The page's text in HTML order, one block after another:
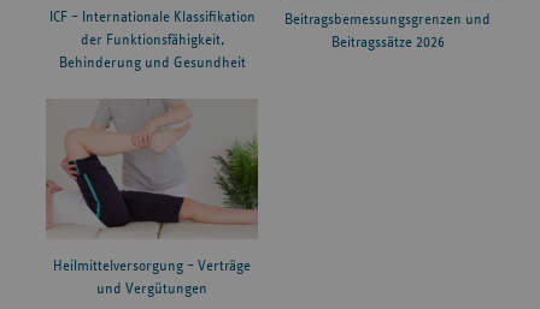
ICF – Internationale Klassifikation
der Funktionsfähigkeit,
Behinderung und Gesundheit
Beitragsbemessungsgrenzen und
Beitragssätze 2026
Heilmittelversorgung – Verträge
und Vergütungen